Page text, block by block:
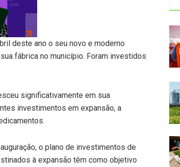
deste ano o seu novo e moderno
fábrica no município. Foram investidos
significativamente em sua
investimentos em expansão, a
o plano de investimentos de
à expansão têm como objetivo